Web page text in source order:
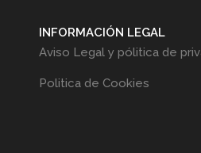
INFORMACIÓN LEGAL
Aviso Legal y pólitica de
Politica de Cookies